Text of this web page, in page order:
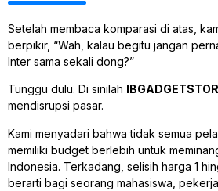
Setelah membaca komparasi di atas,
berpikir, “Wah, kalau begitu jangan
Inter sama sekali dong?”
Tunggu dulu. Di sinilah
mendisrupsi pasar.
Kami menyadari bahwa tidak semua
memiliki budget berlebih untuk
Indonesia. Terkadang, selisih harga 1
berarti bagi seorang mahasiswa, pekerja